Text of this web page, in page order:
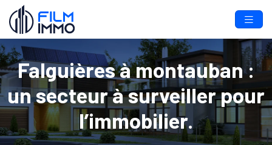
Falguières à montauban :
un secteur à surveiller pour
l’immobilier.